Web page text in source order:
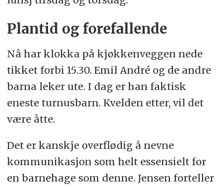
Plantid og forefallende
Nå har klokka på kjøkkenveggen nede
tikket forbi 15.30. Emil André og de andre
barna leker ute. I dag er han faktisk
eneste turnusbarn. Kvelden etter, vil det
være åtte.
Det er kanskje overflødig å nevne
kommunikasjon som helt essensielt for
en barnehage som denne. Jensen forteller